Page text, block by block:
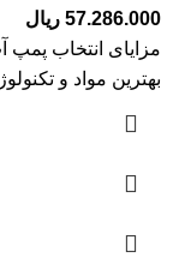
57.286.000 ریال
مزایای انتخاب پمپ
بهترین مواد و